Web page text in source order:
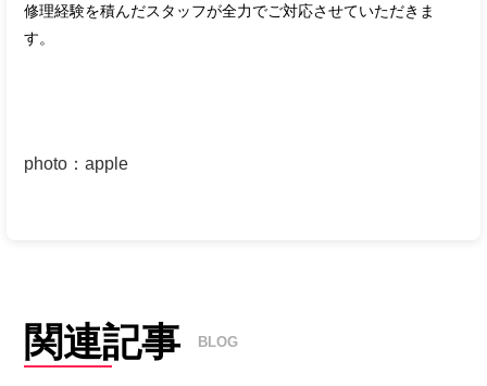
修理経験を積んだスタッフが全力でご対応させていただきま
す。
photo ：apple
関連記事 BLOG